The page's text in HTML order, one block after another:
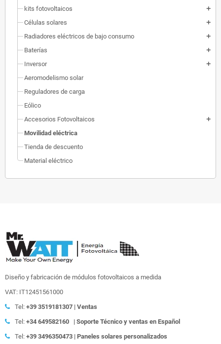
kits fotovoltaicos add
Células solares add
Radiadores eléctricos de bajo consumo add
Baterías add
Inversor add
Aeromodelismo solar
Reguladores de carga
Eólico
Accesorios Fotovoltaicos
add
Movilidad eléctrica
Tienda de descuento
Material eléctrico
Diseño y fabricación de módulos fotovoltaicos a medida
VAT: IT12451561000
Tel: +39 3519181307 | Ventas
Tel: +34 649582160 | Soporte Técnico y ventas en Español
Tel: +39 3496350473 | Paneles solares personalizados